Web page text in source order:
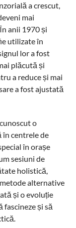
a crescut,
mai
anii 1970 și
utilizate în
lor a fost
plăcută și
a reduce și mai
a fost ajustată
o
în centrele de
în orașe
sesiuni de
holistică,
alternative
și o evoluție
și să